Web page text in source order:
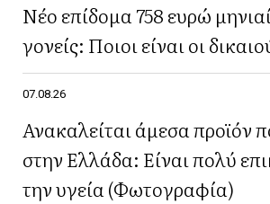
Νέο επίδομα 758 ευρώ
γονείς: Ποιοι είναι οι
07.08.26
Ανακαλείται άμεσα προϊόν
στην Ελλάδα: Είναι πολύ
την υγεία (Φωτογραφία)